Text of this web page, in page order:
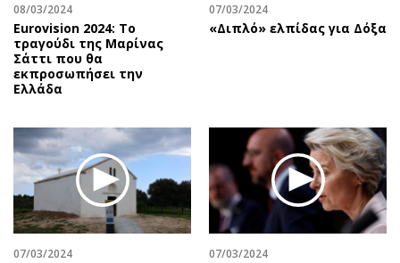
08/03/2024
Eurovision 2024: Το
τραγούδι της Μαρίνας
Σάττι που θα
εκπροσωπήσει την
Ελλάδα
07/03/2024
«Διπλό» ελπίδας για Δόξα
07/03/2024 07/03/2024